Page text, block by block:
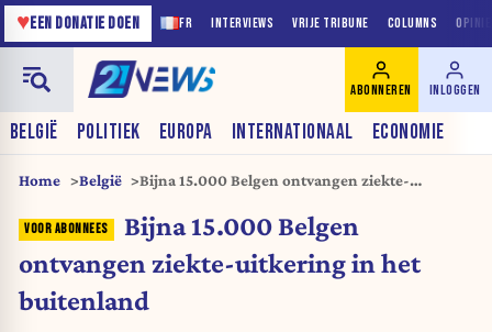
FR INTERVIEWS VRIJE TRIBUNE COLUMNS
♥EEN DONATIE DOEN
BELGIË POLITIEK EUROPA INTERNATIONAAL ECONOMIE
ABONNEREN INLOGGEN
Home België
Bijna 15.000 Belgen ontvangen ziekte-
Bijna 15.000 Belgen
ontvangen ziekte-uitkering in het
buitenland